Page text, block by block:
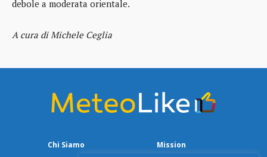
debole a moderata orientale.
A cura di Michele Ceglia
Chi Siamo Mission